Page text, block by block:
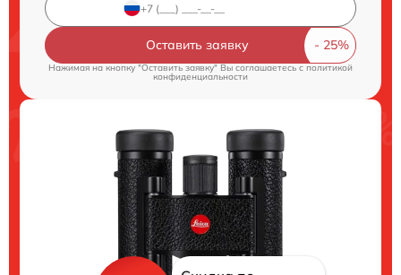
Оставить заявку
Нажимая на кнопку "Оставить заявку" Вы соглашаетесь cполитикой
конфиденциальности